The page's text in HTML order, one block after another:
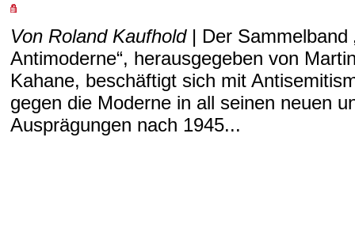
Von Roland Kaufhold| Der Sammelband
Antimoderne“, herausgegeben von
Kahane, beschäftigt sich mit
gegen die Moderne in all seinen neuen
Ausprägungen nach 1945...